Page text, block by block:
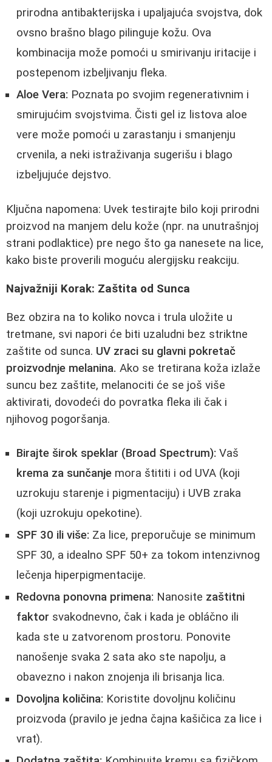
prirodna antibakterijska i upaljajuća svojstva, dok
ovsno brašno blago pilinguje kožu. Ova
kombinacija može pomoći u smirivanju iritacije i
postepenom izbeljivanju fleka.
Aloe Vera: Poznata po svojim regenerativnim i
smirujućim svojstvima. Čisti gel iz listova aloe
vere može pomoći u zarastanju i smanjenju
crvenila, a neki istraživanja sugerišu i blago
izbeljujuće dejstvo.
Ključna napomena: Uvek testirajte bilo koji prirodni
proizvod na manjem delu kože (npr. na unutrašnjoj
strani podlaktice) pre nego što ga nanesete na lice,
kako biste proverili moguću alergijsku reakciju.
Najvažniji Korak: Zaštita od Sunca
Bez obzira na to koliko novca i trula uložite u
tretmane, svi napori će biti uzaludni bez striktne
zaštite od sunca. UV zraci su glavni pokretač
proizvodnje melanina. Ako se tretirana koža izlaže
suncu bez zaštite, melanociti će se još više
aktivirati, dovodeći do povratka fleka ili čak i
njihovog pogoršanja.
Birajte širok speklar (Broad Spectrum): Vaš
krema za sunčanje mora štititi i od UVA (koji
uzrokuju starenje i pigmentaciju) i UVB zraka
(koji uzrokuju opekotine).
SPF 30 ili više: Za lice, preporučuje se minimum
SPF 30, a idealno SPF 50+ za tokom intenzivnog
lečenja hiperpigmentacije.
Redovna ponovna primena: Nanosite zaštitni
faktor svakodnevno, čak i kada je obláčno ili
kada ste u zatvorenom prostoru. Ponovite
nanošenje svaka 2 sata ako ste napolju, a
obavezno i nakon znojenja ili brisanja lica.
Dovoljna količina: Koristite dovoljnu količinu
proizvoda (pravilo je jedna čajna kašičica za lice i
vrat).